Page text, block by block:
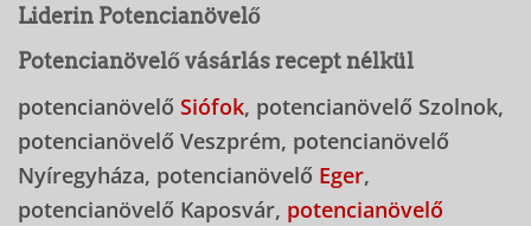
Liderin Potencianövelő
Potencianövelő vásárlás recept nélkül
potencianövelő Siófok, potencianövelő Szolnok,
potencianövelő Veszprém, potencianövelő
Nyíregyháza, potencianövelő Eger,
potencianövelő Kaposvár, potencianövelő